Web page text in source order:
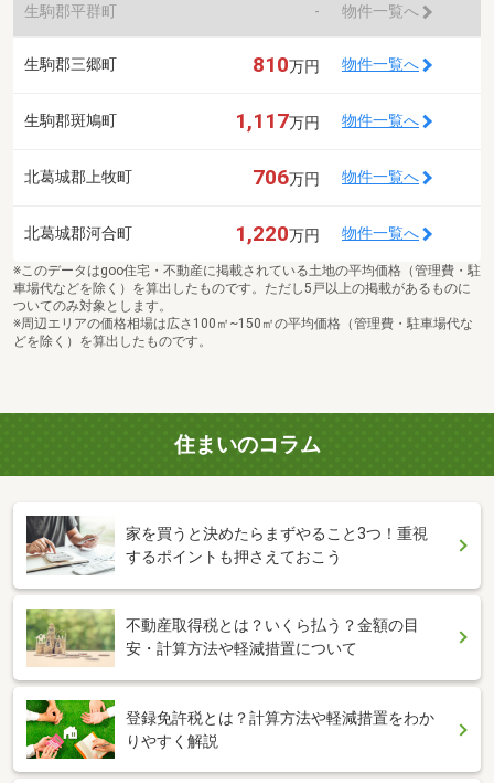
生駒郡平群町 - 物件一覧へ
生駒郡三郷町 810万円 物件一覧へ
生駒郡斑鳩町 1,117万円 物件一覧へ
北葛城郡上牧町 706万円 物件一覧へ
北葛城郡河合町 1,220万円 物件一覧へ
※このデータはgoo住宅・不動産に掲載されている土地の平均価格（管理費・駐
車場代などを除く）を算出したものです。ただし5戸以上の掲載があるものに
ついてのみ対象とします。
※周辺エリアの価格相場は広さ100㎡~150㎡の平均価格（管理費・駐車場代な
どを除く）を算出したものです。
住まいのコラム
家を買うと決めたらまずやること3つ！重視
するポイントも押さえておこう
不動産取得税とは？いくら払う？金額の目
安・計算方法や軽減措置について
登録免許税とは？計算方法や軽減措置をわか
りやすく解説